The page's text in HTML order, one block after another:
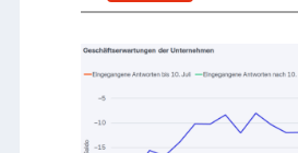
f
v
I
M
t
h
d